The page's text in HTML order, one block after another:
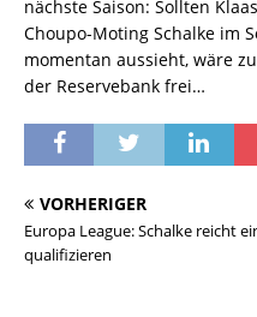
nächste Saison: Sollten
Choupo-Moting Schalke im
momentan aussieht, wäre
der Reservebank frei…
VORHERIGER
Europa League: Schalke reicht
qualifizieren